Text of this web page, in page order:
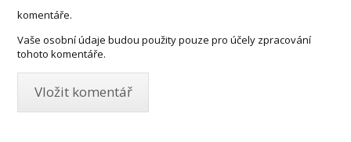
komentáře.
Vaše osobní údaje budou použity pouze pro účely zpracování
tohoto komentáře.